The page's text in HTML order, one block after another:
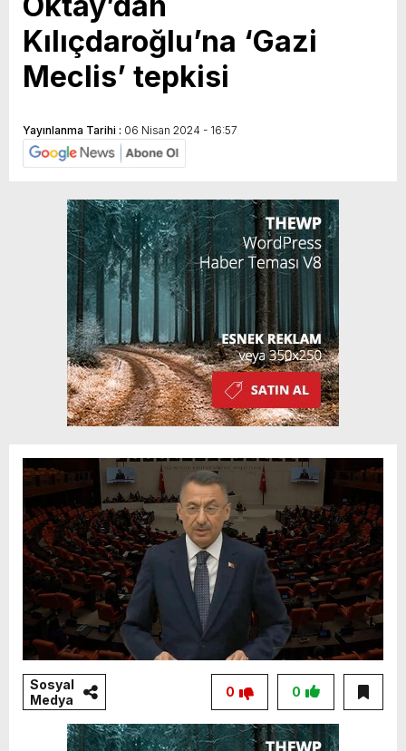
Kılıçdaroğlu’na ‘Gazi
Meclis’ tepkisi
Yayınlanma Tarihi : 06 Nisan 2024 - 16:57
Sosyal
Medya
0
0